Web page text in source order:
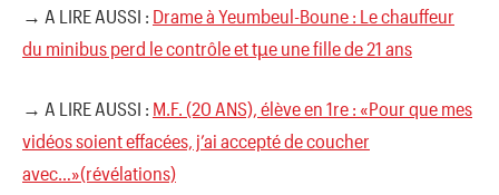
→ A LIRE AUSSI : Drame à Yeumbeul-Boune : Le chauffeur
du minibus perd le contrôle et tµe une fille de 21 ans
→ A LIRE AUSSI : M.F. (20 ANS), élève en 1re : «Pour que mes
vidéos soient effacées, j’ai accepté de coucher
avec…»(révélations)